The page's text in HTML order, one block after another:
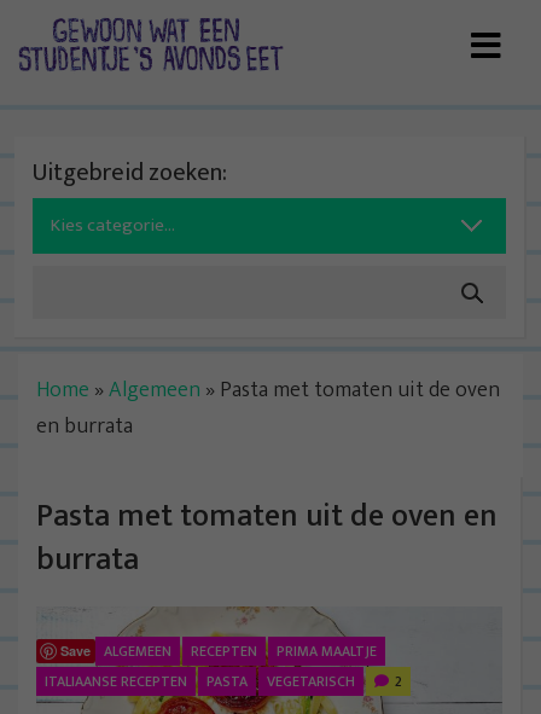
Uitgebreid zoeken:
Search
for:
Home »Algemeen » Pasta met tomaten uit de oven
en burrata
Pasta met tomaten uit de oven en
burrata
Save ALGEMEEN RECEPTEN
PRIMA MAALTJE
ITALIAANSE RECEPTEN
PASTA VEGETARISCH 2